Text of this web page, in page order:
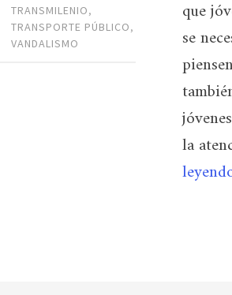
TRANSMILENIO,
TRANSPORTE PÚBLICO,
VANDALISMO
que
se
la